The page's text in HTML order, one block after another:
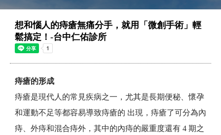
想和惱人的痔瘡無痛分手，就用「微創手術」輕
鬆搞定！-台中仁佑診所
痔瘡的形成
痔瘡是現代人的常見疾病之一，尤其是長期便秘、懷孕
和運動不足等都容易導致痔瘡的 出現，痔瘡了可分為內
痔、外痔和混合痔外，其中的內痔的嚴重度還有 4 期之